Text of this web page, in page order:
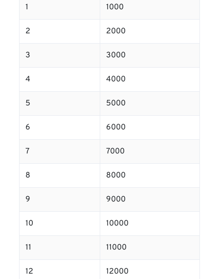
1 1000
2 2000
3 3000
4 4000
5 5000
6 6000
7 7000
8 8000
9 9000
10 10000
11 11000
12 12000